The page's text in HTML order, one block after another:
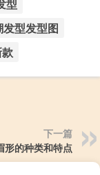
型
发型发型图
下一篇
形的种类和特点